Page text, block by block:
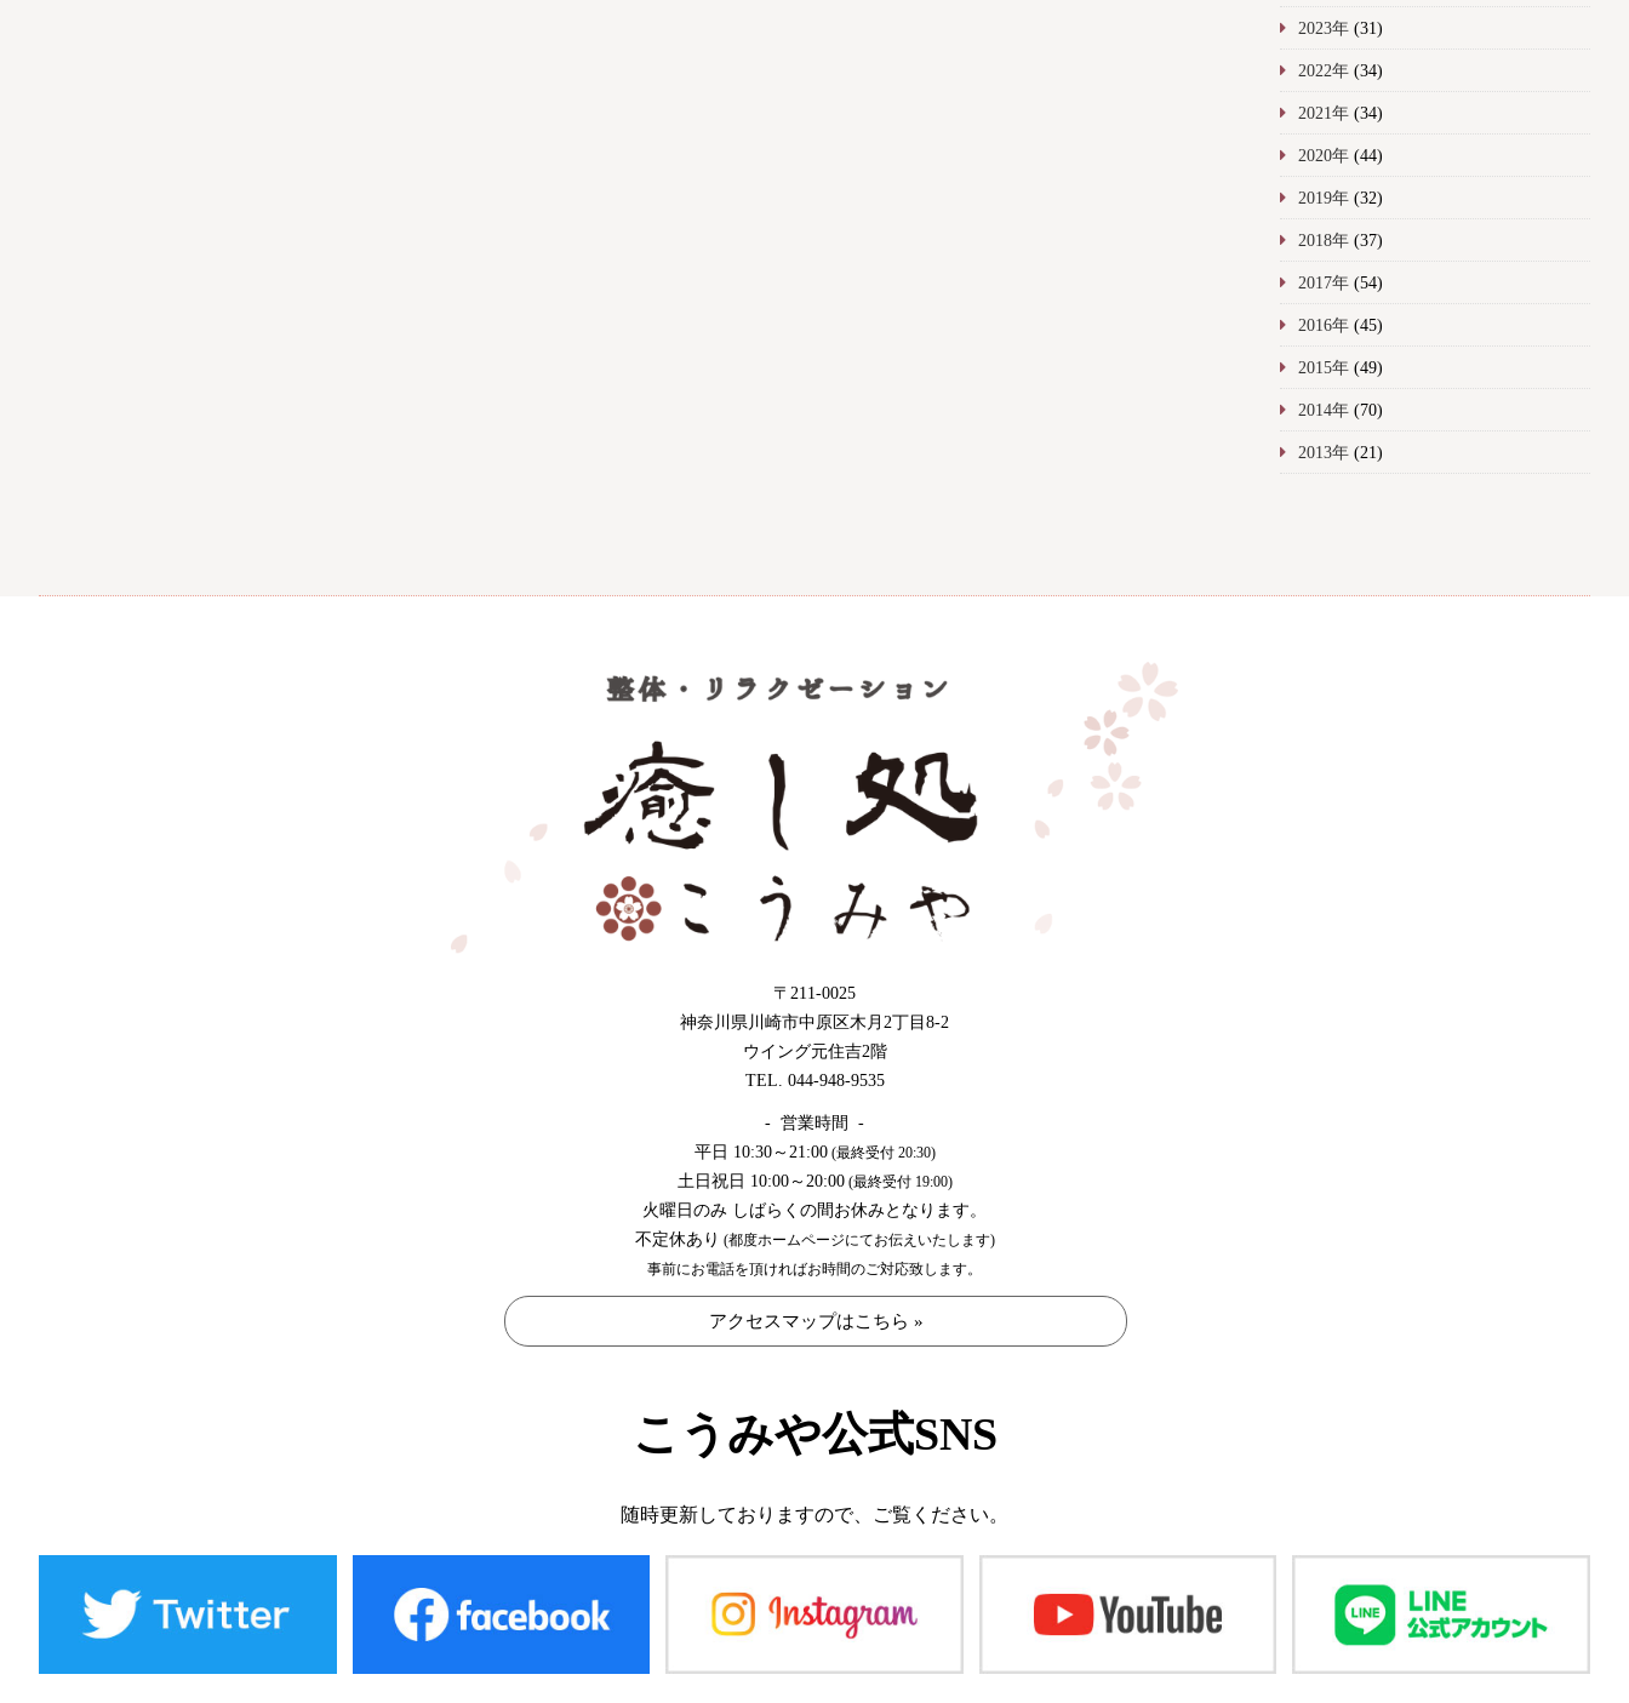
2023年(31)
2022年(34)
2021年(34)
2020年(44)
2019年(32)
2018年(37)
2017年(54)
2016年(45)
2015年(49)
2014年(70)
2013年(21)
〒211-0025
神奈川県川崎市中原区木月2丁目8-2
ウイング元住吉2階
TEL. 044-948-9535
- 営業時間 -
平日 10:30～21:00(最終受付 20:30)
土日祝日 10:00～20:00(最終受付 19:00)
火曜日のみ しばらくの間お休みとなります。
不定休あり (都度ホームページにてお伝えいたします)
事前にお電話を頂ければお時間のご対応致します。
アクセスマップはこちら »
こうみや公式SNS
随時更新しておりますので、 ご覧ください。